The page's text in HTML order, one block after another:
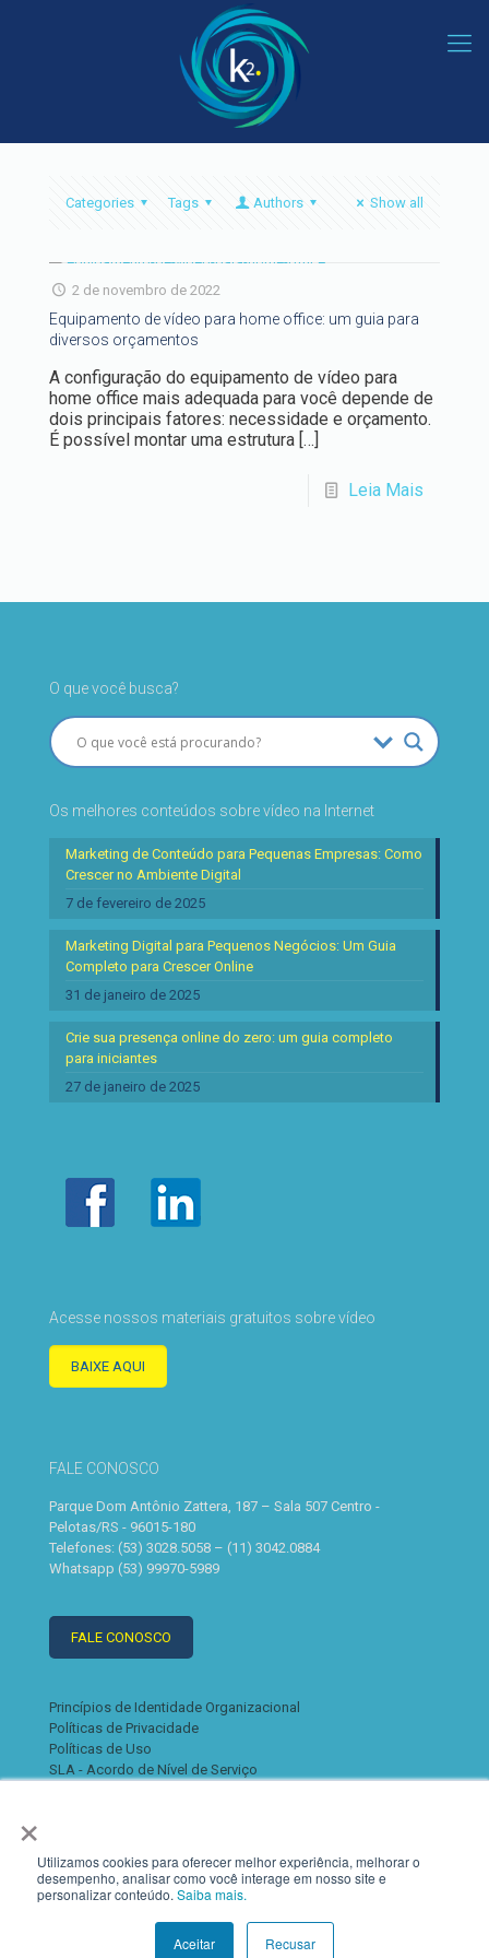
×
Utilizamos cookies para oferecer melhor experiência, melhorar o
desempenho, analisar como você interage em nosso site e
personalizar conteúdo. Saiba mais.
Aceitar Recusar
Categories Tags Authors Show all
2 de novembro de 2022
Equipamento de vídeo para home office: um guia para
diversos orçamentos
A configuração do equipamento de vídeo para
home office mais adequada para você depende de
dois principais fatores: necessidade e orçamento.
É possível montar uma estrutura […]
Leia Mais
O que você busca?
Os melhores conteúdos sobre vídeo na Internet
Marketing de Conteúdo para Pequenas Empresas: Como
Crescer no Ambiente Digital
7 de fevereiro de 2025
Marketing Digital para Pequenos Negócios: Um Guia
Completo para Crescer Online
31 de janeiro de 2025
Crie sua presença online do zero: um guia completo
para iniciantes
27 de janeiro de 2025
Acesse nossos materiais gratuitos sobre vídeo
BAIXE AQUI
FALE CONOSCO
Parque Dom Antônio Zattera, 187 – Sala 507 Centro -
Pelotas/RS - 96015-180
Telefones: (53) 3028.5058 – (11) 3042.0884
Whatsapp (53) 99970-5989
FALE CONOSCO
Princípios de Identidade Organizacional
Políticas de Privacidade
Políticas de Uso
SLA - Acordo de Nível de Serviço